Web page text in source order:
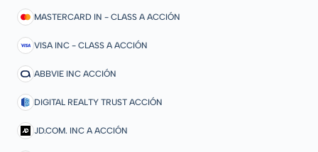
MASTERCARD IN - CLASS A ACCIÓN
VISA INC - CLASS A ACCIÓN
ABBVIE INC ACCIÓN
DIGITAL REALTY TRUST ACCIÓN
JD.COM. INC A ACCIÓN